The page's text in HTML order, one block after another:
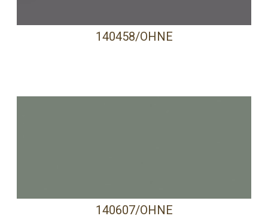
140458/OHNE
140607/OHNE